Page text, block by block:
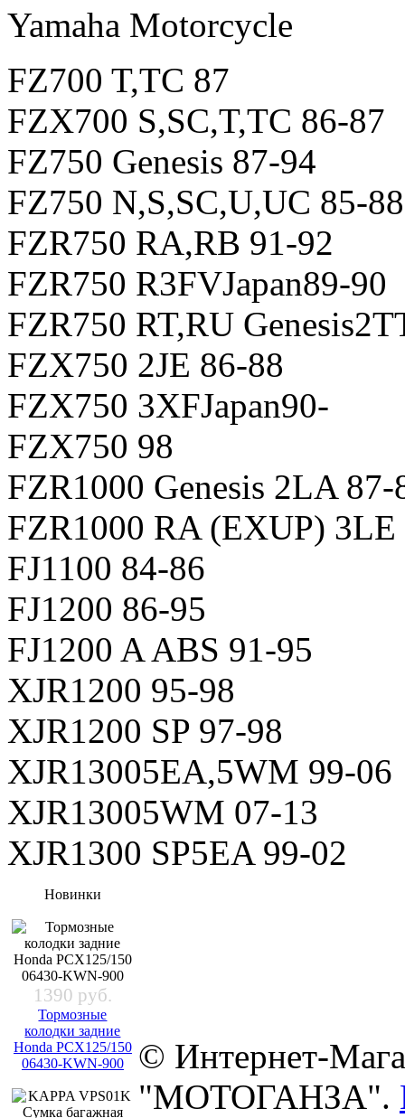
Yamaha Motorcycle
FZ700 T,TC 87
FZX700 S,SC,T,TC 86-87
FZ750 Genesis 87-94
FZ750 N,S,SC,U,UC 85-88
FZR750 RA,RB 91-92
FZR750 R3FVJapan89-90
FZR750 RT,RU
FZX750 2JE 86-88
FZX750 3XFJapan90-
FZX750 98
FZR1000 Genesis 2LA 87-
FZR1000 RA (EXUP) 3LE
FJ1100 84-86
FJ1200 86-95
FJ1200 A ABS 91-95
XJR1200 95-98
XJR1200 SP 97-98
XJR13005EA,5WM 99-06
XJR13005WM 07-13
XJR1300 SP5EA 99-02
Новинки
1390 руб.
Тормозные
колодки задние
Honda PCX125/150
06430-KWN-900
© Интернет-
"МОТОГАНЗА".